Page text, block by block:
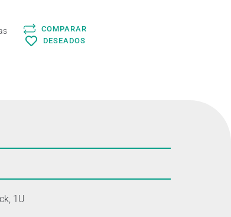
COMPARAR
DESEADOS
1U